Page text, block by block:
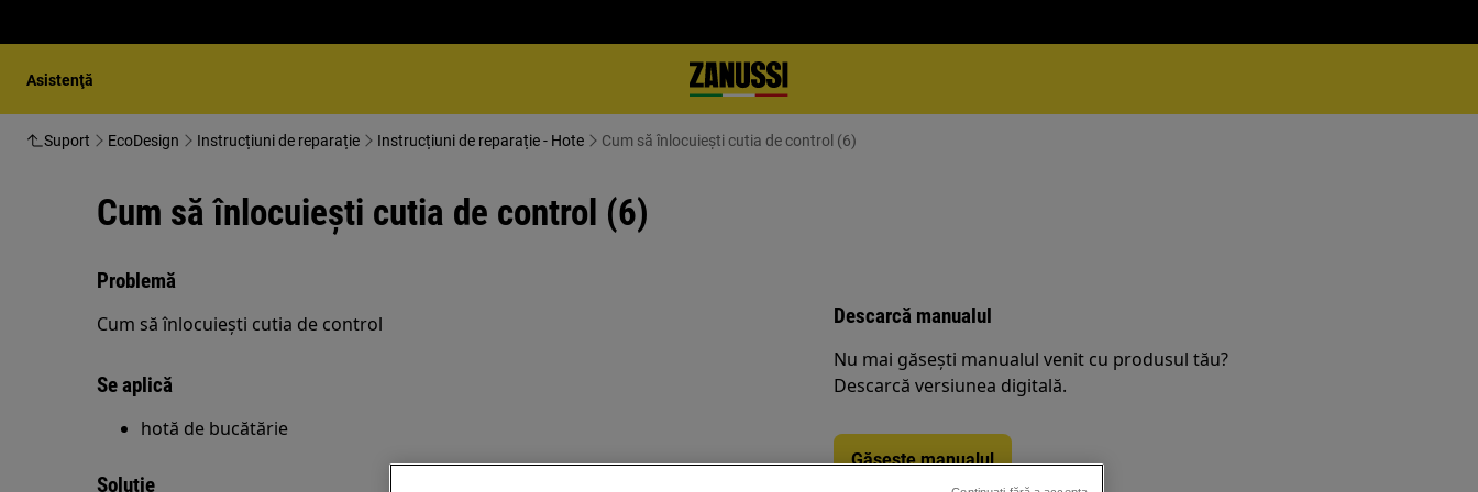
Asistenţă
Suport EcoDesign Instrucțiuni de reparație Instrucțiuni de reparație - Hote Cum să înlocuiești cutia de control (6)
Cum să înlocuiești cutia de control (6)
Problemă
Cum să înlocuiești cutia de control
Se aplică
hotă de bucătărie
Soluție
Descarcă manualul
Nu mai găsești manualul venit cu produsul tău?
Descarcă versiunea digitală.
Găsește manualul